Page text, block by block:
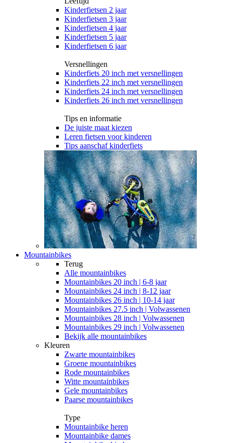
Kinderfietsen 2 jaar
Kinderfietsen 3 jaar
Kinderfietsen 4 jaar
Kinderfietsen 5 jaar
Kinderfietsen 6 jaar
Versnellingen
Kinderfiets 20 inch met versnellingen
Kinderfiets 22 inch met versnellingen
Kinderfiets 24 inch met versnellingen
Kinderfiets 26 inch met versnellingen
Tips en informatie
De juiste maat kiezen
Leren fietsen voor kinderen
Tips aanschaf kinderfiets
Mountainbikes
Terug
Alle mountainbikes
Mountainbikes 20 inch | 6-8 jaar
Mountainbikes 24 inch | 8-12 jaar
Mountainbikes 26 inch | 10-14 jaar
Mountainbikes 27.5 inch | Volwassenen
Mountainbikes 28 inch | Volwassenen
Mountainbikes 29 inch | Volwassenen
Bekijk alle mountainbikes
Kleuren
Zwarte mountainbikes
Groene mountainbikes
Rode mountainbikes
Witte mountainbikes
Gele mountainbikes
Paarse mountainbikes
Type
Mountainbike heren
Mountainbike dames